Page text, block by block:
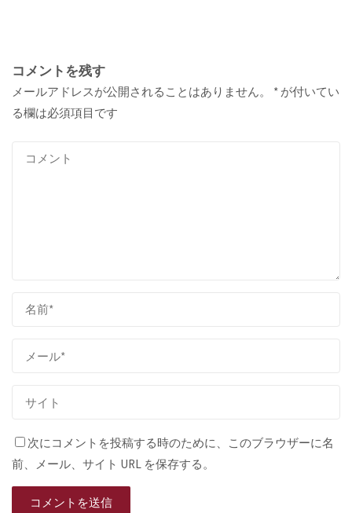
コメントを残す
メールアドレスが公開されることはありません。 * が付いてい
る欄は必須項目です
次にコメントを投稿する時のために、このブラウザーに名
前、メール、サイト URL を保存する。